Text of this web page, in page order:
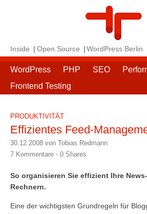
Inside Open Source WordPress Berlin
WordPress PHP SEO
Frontend Testing
PRODUKTIVITÄT
Effizientes Feed-
30.12.2008 von Tobias Redmann
7 Kommentare - 0 Shares
So organisieren Sie effizient Ihre
Rechnern.
Eine der wichtigsten Grundregeln für